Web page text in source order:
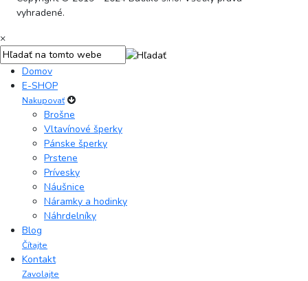
vyhradené.
×
Domov
E-SHOP
Nakupovať
Brošne
Vltavínové šperky
Pánske šperky
Prstene
Prívesky
Náušnice
Náramky a hodinky
Náhrdelníky
Blog
Čítajte
Kontakt
Zavolajte